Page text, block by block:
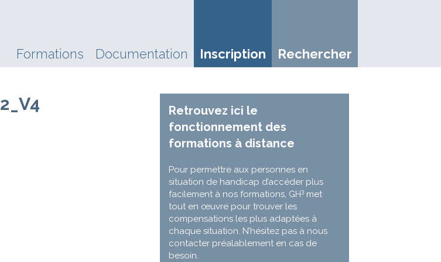
Formations Documentation Inscription Rechercher
Retrouvez ici le
fonctionnement des
formations à distance
Pour permettre aux personnes en
situation de handicap d’accéder plus
facilement à nos formations, GH3met
tout en œuvre pour trouver les
compensations les plus adaptées à
chaque situation. N’hésitez pas à nous
contacter préalablement en cas de
besoin.